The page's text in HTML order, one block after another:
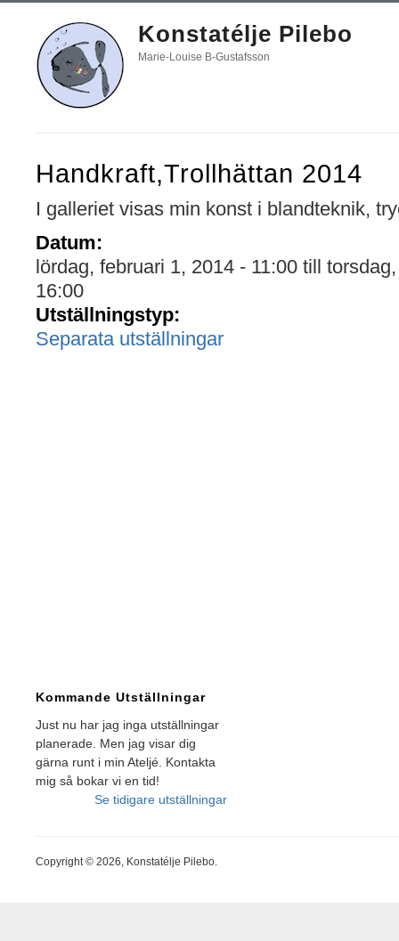
Konstatélje Pilebo
Marie-Louise B-Gustafsson
Handkraft,Trollhättan 2014
I galleriet visas min konst i blandteknik,
Datum:
lördag, februari 1, 2014 - 11:00 till
16:00
Utställningstyp:
Separata utställningar
Kommande Utställningar
Just nu har jag inga utställningar
planerade. Men jag visar dig
gärna runt i min Ateljé. Kontakta
mig så bokar vi en tid!
Se tidigare utställningar
Copyright © 2026, Konstatélje Pilebo.